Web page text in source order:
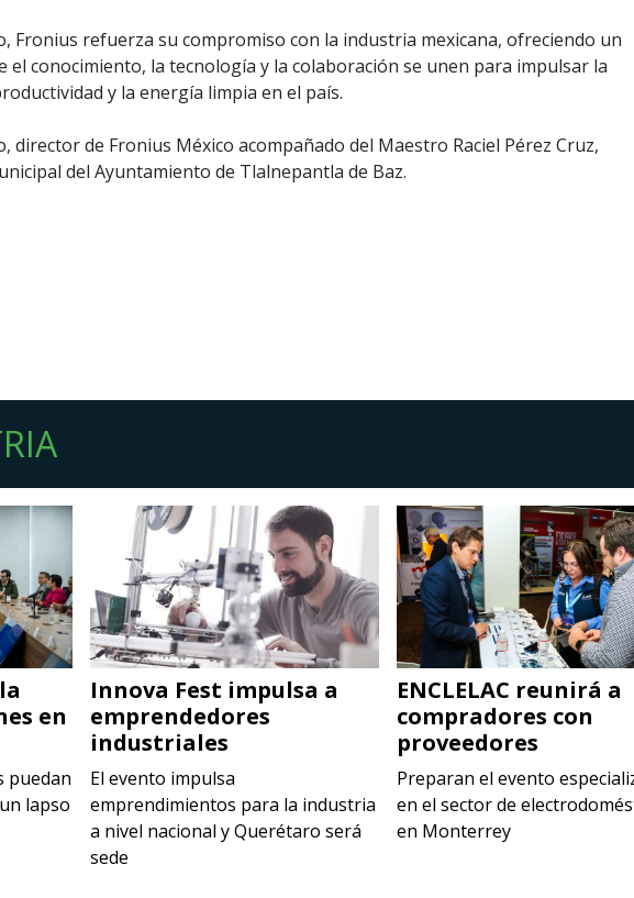
Fronius refuerza su compromiso con la industria mexicana, ofreciendo un
el conocimiento, la tecnología y la colaboración se unen para impulsar la
y la energía limpia en el país.
director de Fronius México acompañado del Maestro Raciel Pérez Cruz,
del Ayuntamiento de Tlalnepantla de Baz.
en
puedan
lapso
Innova Fest impulsa a
emprendedores
industriales
El evento impulsa
emprendimientos para la industria
a nivel nacional y Querétaro será
sede
ENCLELAC reunirá a
compradores con
proveedores
Preparan el evento
en el sector de
en Monterrey